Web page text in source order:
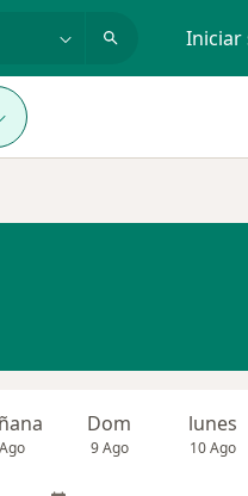
Iniciar
Dom
9 Ago
lunes
10 Ago